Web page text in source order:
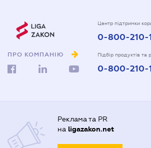
ПРО КОМПАНІЮ
Центр підтримки
0-800-210-
Підбір продуктів та
0-800-210-
Реклама та PR
на ligazakon.net